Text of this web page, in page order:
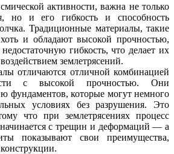
активности, важна не только
но и его гибкость и способность
Традиционные материалы, такие
и обладают высокой прочностью,
гибкость, что делает их
землетрясений.
отличаются отличной комбинацией
с высокой прочностью. Они
фундаментов, которые могут немного
условиях без разрушения. Это
что при землетрясениях процесс
с трещин и деформаций — а
показывают свои преимущества,